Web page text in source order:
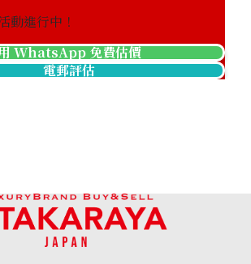
動進行中！
WhatsApp 免費估價
電郵評估